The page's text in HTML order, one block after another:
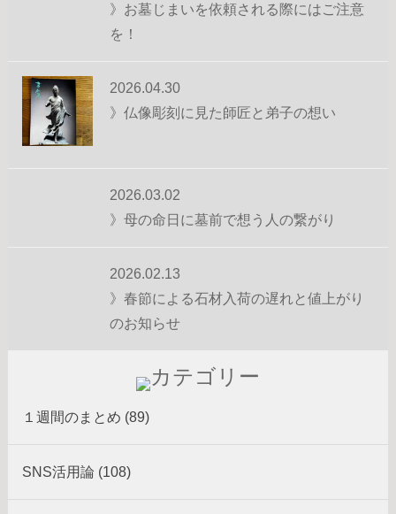
》お墓じまいを依頼される際にはご注意
を！
2026.04.30
》仏像彫刻に見た師匠と弟子の想い
2026.03.02
》母の命日に墓前で想う人の繋がり
2026.02.13
》春節による石材入荷の遅れと値上がり
のお知らせ
１週間のまとめ (89)
SNS活用論 (108)